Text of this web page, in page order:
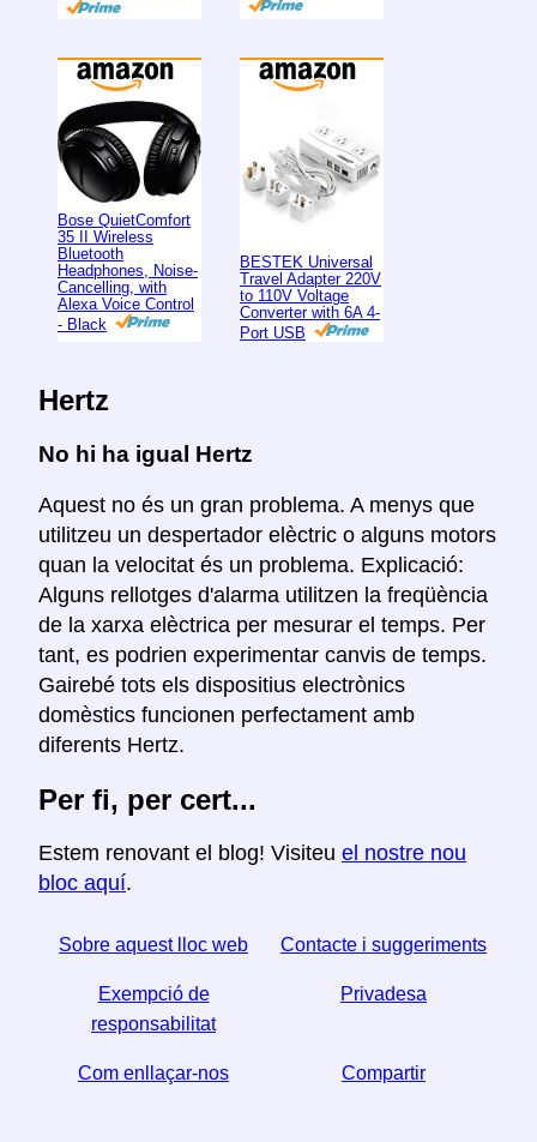
Bose QuietComfort
35 II Wireless
Bluetooth
Headphones, Noise-
Cancelling, with
Alexa Voice Control
- Black
BESTEK Universal
Travel Adapter 220V
to 110V Voltage
Converter with 6A 4-
Port USB
Hertz
No hi ha igual Hertz
Aquest no és un gran problema. A menys que
utilitzeu un despertador elèctric o alguns motors
quan la velocitat és un problema. Explicació:
Alguns rellotges d'alarma utilitzen la freqüència
de la xarxa elèctrica per mesurar el temps. Per
tant, es podrien experimentar canvis de temps.
Gairebé tots els dispositius electrònics
domèstics funcionen perfectament amb
diferents Hertz.
Per fi, per cert...
Estem renovant el blog! Visiteu el nostre nou
bloc aquí.
Sobre aquest lloc web Contacte i suggeriments
Exempció de
responsabilitat
Privadesa
Com enllaçar-nos Compartir